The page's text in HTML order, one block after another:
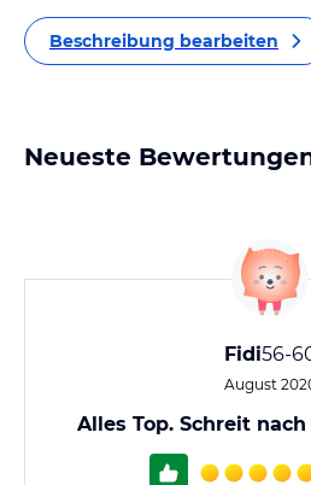
Beschreibung bearbeiten
Neueste
Fidi56-
August
Alles Top. Schreit